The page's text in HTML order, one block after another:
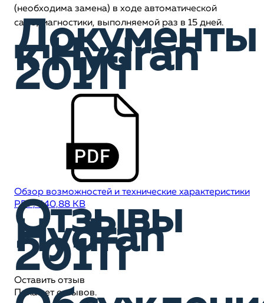
(необходима замена) в ходе автоматической
самодиагностики, выполняемой раз в 15 дней.
Документы
к Hydran
201Ti
Обзор возможностей и технические характеристики
PDF, 440,88 KB
Отзывы
Hydran
201Ti
Оставить отзыв
Пока нет отзывов.